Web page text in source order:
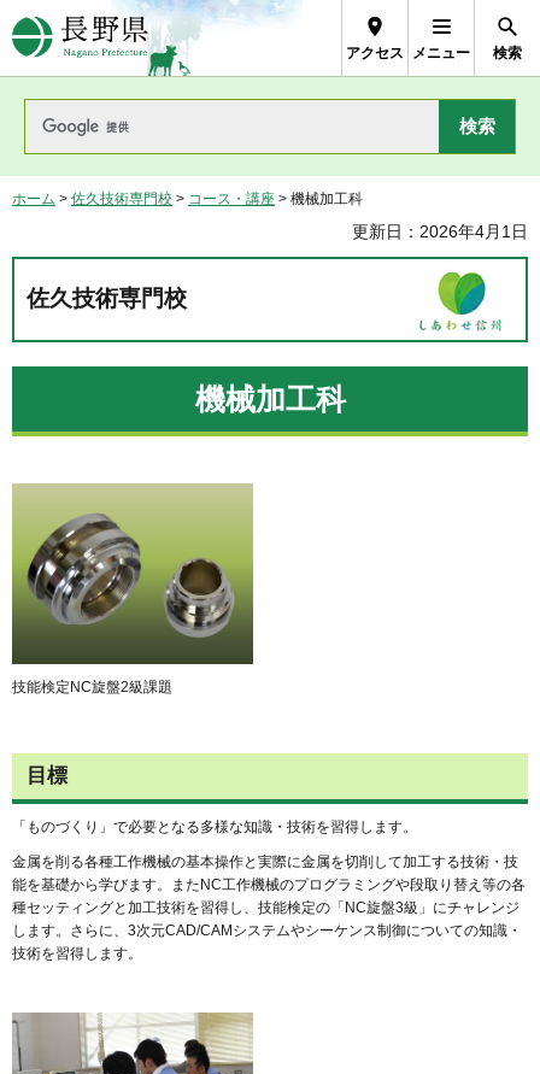
長野県Nagano Prefecture
アクセス メニュー 検索
ホーム > 佐久技術専門校 > コース・講座 > 機械加工科
更新日：2026年4月1日
佐久技術専門校
機械加工科
技能検定NC旋盤2級課題
目標
「ものづくり」で必要となる多様な知識・技術を習得します。
金属を削る各種工作機械の基本操作と実際に金属を切削して加工する技術・技
能を基礎から学びます。またNC工作機械のプログラミングや段取り替え等の各
種セッティングと加工技術を習得し、技能検定の「NC旋盤3級」にチャレンジ
します。さらに、3次元CAD/CAMシステムやシーケンス制御についての知識・
技術を習得します。